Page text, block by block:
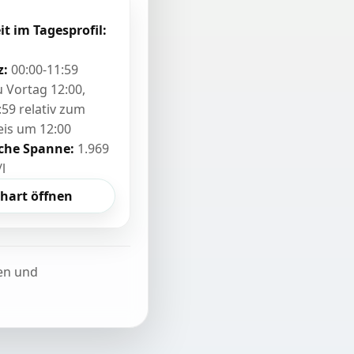
im Tagesprofil:
00:00-11:59
Vortag 12:00,
relativ zum
um 12:00
Spanne: 1.969
öffnen
und